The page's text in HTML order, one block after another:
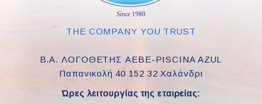
THE COMPANY YOU TRUST
Β.Α. ΛΟΓΟΘΕΤΗΣ ΑΕΒΕ-PISCINA AZUL
Παπανικολή 40 152 32 Χαλάνδρι
Ώρες λειτουργίας της εταιρείας: